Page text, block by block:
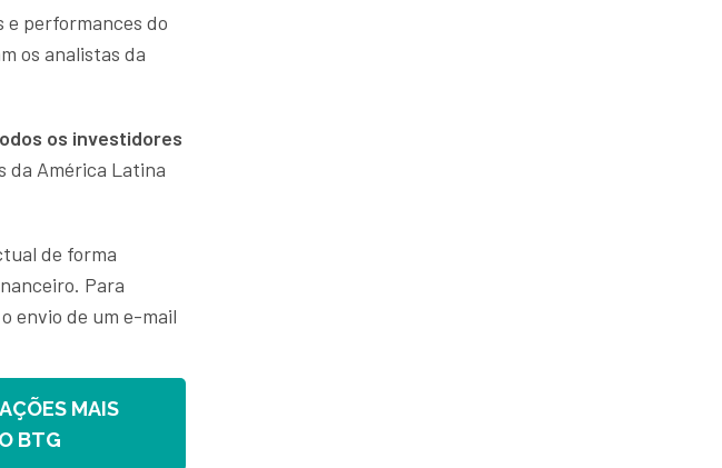
e performances do
os analistas da
odos os investidores
da América Latina
de forma
Para
envio de um e-mail
MAIS
BTG